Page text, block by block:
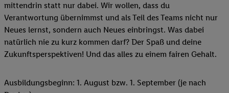
mittendrin statt nur dabei. Wir wollen, dass du
Verantwortung übernimmst und als Teil des Teams nicht nur
Neues lernst, sondern auch Neues einbringst. Was dabei
natürlich nie zu kurz kommen darf? Der Spaß und deine
Zukunftsperspektiven! Und das alles zu einem fairen Gehalt.
Ausbildungsbeginn: 1. August bzw. 1. September (je nach